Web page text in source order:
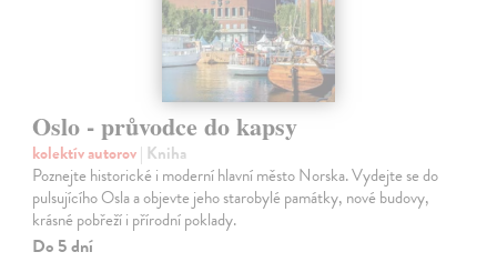
Oslo - průvodce do kapsy
kolektív autorov| Kniha
Poznejte historické i moderní hlavní město Norska. Vydejte se do
pulsujícího Osla a objevte jeho starobylé památky, nové budovy,
krásné pobřeží i přírodní poklady.
Do 5 dní